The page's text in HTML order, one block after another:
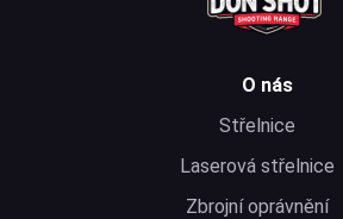
O nás
Střelnice
Laserová střelnice
Zbrojní oprávnění